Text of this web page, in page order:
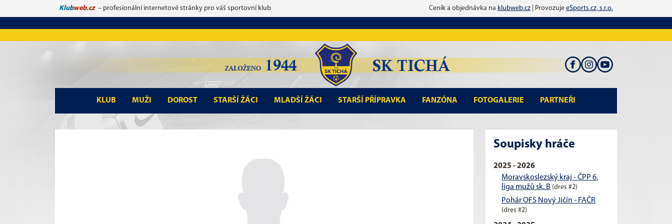
Klubweb.cz – profesionální internetové stránky pro váš sportovní klub Ceník a objednávka na klubweb.cz | Provozuje eSports.cz, s.r.o.
KLUB MUŽI DOROST STARŠÍ ŽÁCI MLADŠÍ ŽÁCI STARŠÍ PŘÍPRAVKA FANZÓNA FOTOGALERIE PARTNEŘI
Soupisky hráče
2025 - 2026
Moravskoslezský kraj - ČPP 6.
liga mužů sk. B (dres #2)
Pohár OFS Nový Jičín - FAČR
(dres #2)